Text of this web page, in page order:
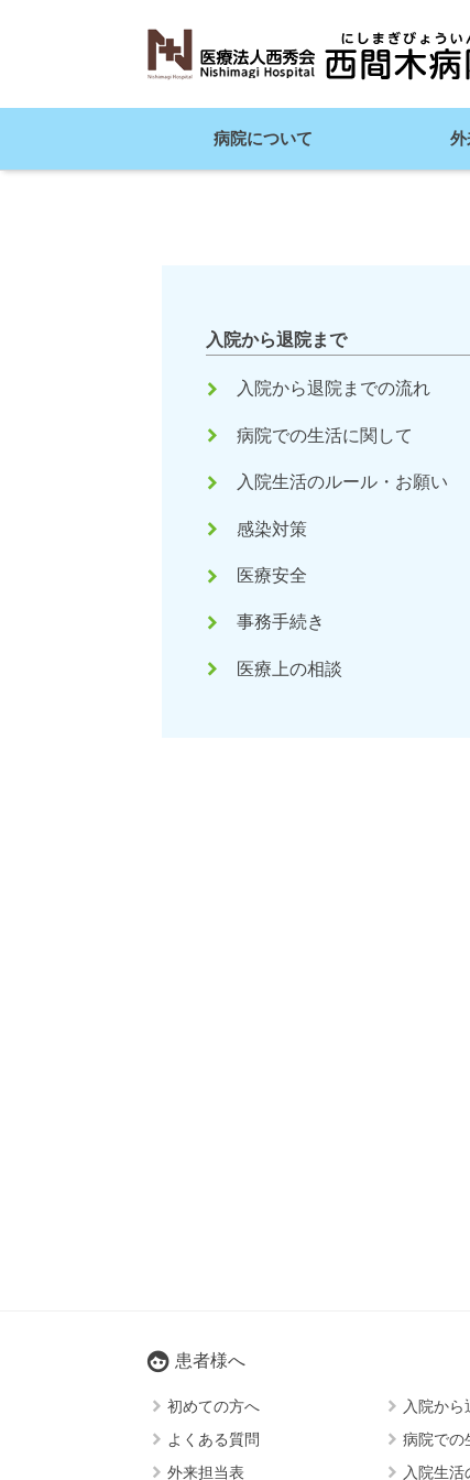
病院について 外
入院から退院まで
keyboard_arrow_right 入院から退院までの流れ
keyboard_arrow_right 病院での生活に関して
keyboard_arrow_right 入院生活のルール・お願い
keyboard_arrow_right 感染対策
keyboard_arrow_right 医療安全
keyboard_arrow_right 事務手続き
keyboard_arrow_right 医療上の相談
face 患者様へ
keyboard_arrow_right 初めての方へ
keyboard_arrow_right よくある質問
keyboard_arrow_right 外来担当表
keyboard_arrow_right 入院か
keyboard_arrow_right 病院での
keyboard_arrow_right 入院生